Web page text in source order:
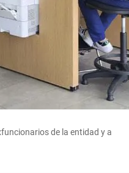
de la entidad y a